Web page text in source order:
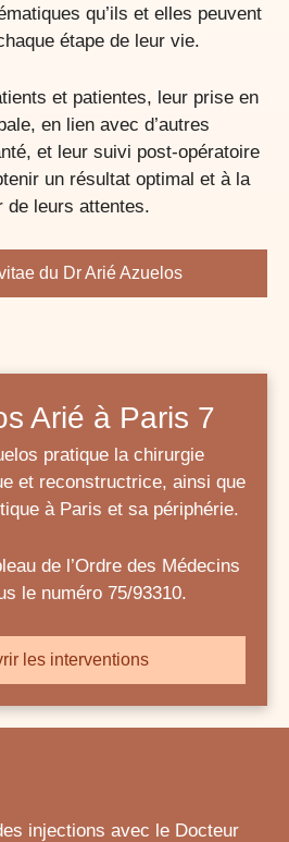
qu’ils et elles peuvent
étape de leur vie.
et patientes, leur prise en
en lien avec d’autres
et leur suivi post-opératoire
un résultat optimal et à la
de leurs attentes.
du Dr Arié Azuelos
Arié à Paris 7
pratique la chirurgie
et reconstructrice, ainsi que
à Paris et sa périphérie.
de l’Ordre des Médecins
le numéro 75/93310.
les interventions
injections avec le Docteur